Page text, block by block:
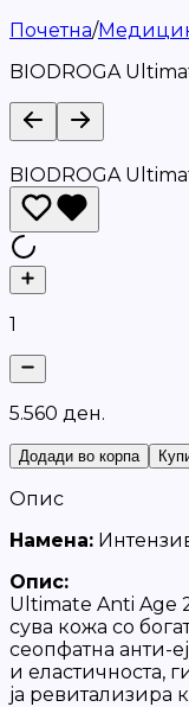
Почетна/
BIODROGA
BIODROGA
1
5.560 ден.
Додади во корпа
Опис
Намена:
Опис:
Ultimate Anti Age
сува кожа со
сеопфатна анти-
и еластичноста,
ја ревитализира